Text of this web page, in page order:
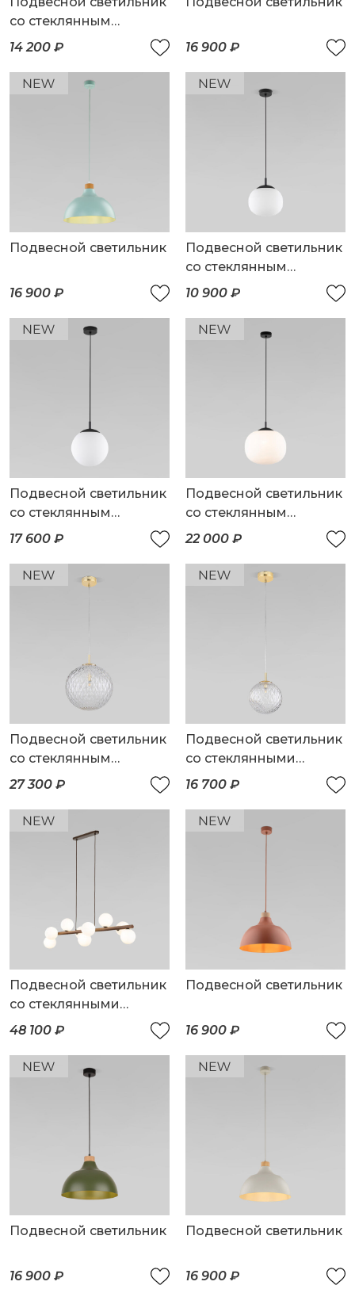
со стеклянным
плафоном
14 200 ₽ 16 900 ₽
Подвесной светильник
16 900 ₽
Подвесной светильник
со стеклянным
плафоном
10 900 ₽
Подвесной светильник
со стеклянным
плафоном
17 600 ₽
Подвесной светильник
со стеклянным
плафоном
22 000 ₽
Подвесной светильник
со стеклянным
плафоном
27 300 ₽
Подвесной светильник
со стеклянными
плафонами
16 700 ₽
Подвесной светильник
со стеклянными
плафонами
48 100 ₽
Подвесной светильник
16 900 ₽
Подвесной светильник
16 900 ₽
Подвесной светильник
16 900 ₽